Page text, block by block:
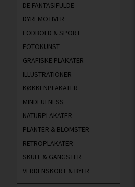
DE FANTASIFULDE
DYREMOTIVER
FODBOLD & SPORT
FOTOKUNST
GRAFISKE PLAKATER
ILLUSTRATIONER
KØKKENPLAKATER
MINDFULNESS
NATURPLAKATER
PLANTER & BLOMSTER
RETROPLAKATER
SKULL & GANGSTER
VERDENSKORT & BYER